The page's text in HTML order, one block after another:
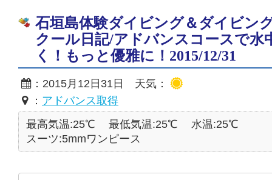
石垣島体験ダイビング＆ダイビン
クール日記/アドバンスコースで水
く！もっと優雅に！2015/12/31
：2015月12日31日 天気：
： アドバンス取得
最高気温:25℃
最低気温:25℃
水温:25℃
スーツ:5mmワンピース